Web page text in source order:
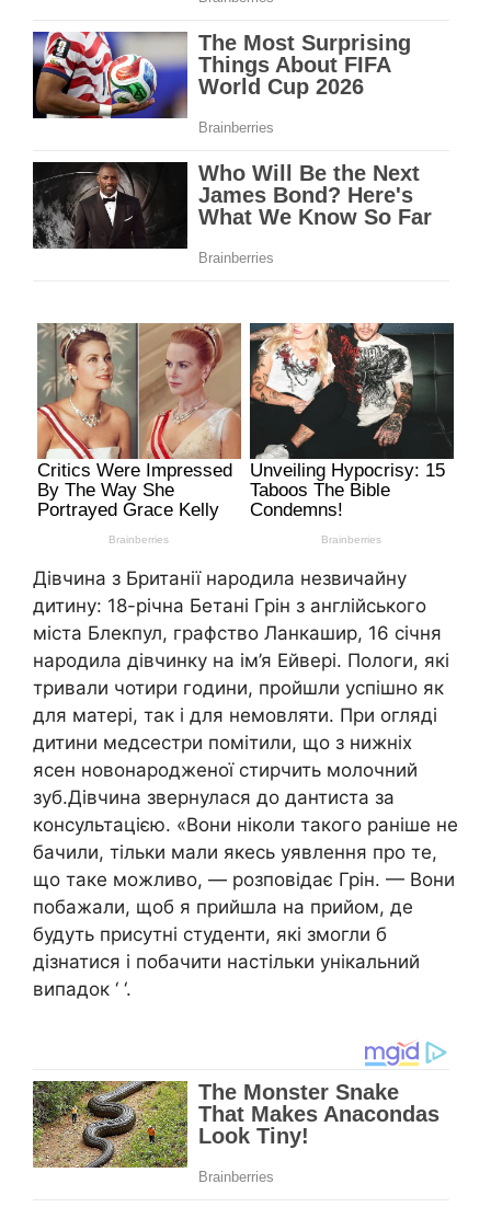
Дівчина з Британії народила незвичайну
дитину: 18-річна Бетані Грін з англійського
міста Блекпул, графство Ланкашир, 16 січня
народила дівчинку на ім’я Ейвері. Пологи, які
тривали чотири години, пройшли успішно як
для матері, так і для немовляти. При огляді
дитини медсестри помітили, що з нижніх
ясен новонародженої стирчить молочний
зуб.Дівчина звернулася до дантиста за
консультацією. «Вони ніколи такого раніше не
бачили, тільки мали якесь уявлення про те,
що таке можливо, — розповідає Грін. — Вони
побажали, щоб я прийшла на прийом, де
будуть присутні студенти, які змогли б
дізнатися і побачити настільки унікальний
випадок ‘ ‘.